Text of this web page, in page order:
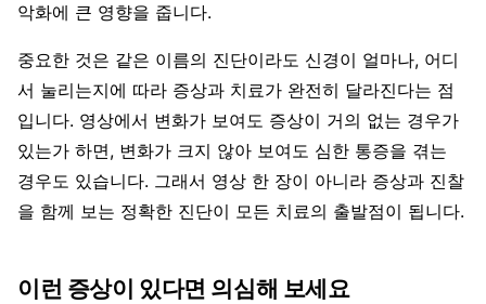
악화에 큰 영향을 줍니다.
중요한 것은 같은 이름의 진단이라도 신경이 얼마나, 어디
서 눌리는지에 따라 증상과 치료가 완전히 달라진다는 점
입니다. 영상에서 변화가 보여도 증상이 거의 없는 경우가
있는가 하면, 변화가 크지 않아 보여도 심한 통증을 겪는
경우도 있습니다. 그래서 영상 한 장이 아니라 증상과 진찰
을 함께 보는 정확한 진단이 모든 치료의 출발점이 됩니다.
이런 증상이 있다면 의심해 보세요